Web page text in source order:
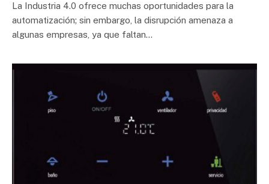
La Industria 4.0 ofrece muchas oportunidades para la
automatización; sin embargo, la disrupción amenaza a
algunas empresas, ya que faltan…